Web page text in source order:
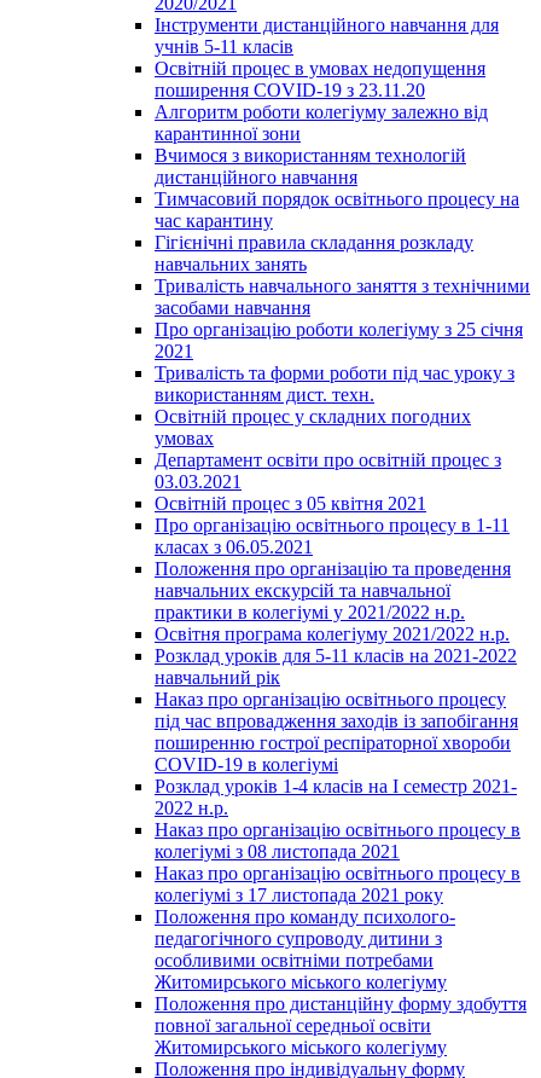
Інструменти дистанційного навчання для
учнів 5-11 класів
Освітній процес в умовах недопущення
поширення COVID-19 з 23.11.20
Алгоритм роботи колегіуму залежно від
карантинної зони
Вчимося з використанням технологій
дистанційного навчання
Тимчасовий порядок освітнього процесу на
час карантину
Гігієнічні правила складання розкладу
навчальних занять
Тривалість навчального заняття з технічними
засобами навчання
Про організацію роботи колегіуму з 25 січня
2021
Тривалість та форми роботи під час уроку з
використанням дист. техн.
Освітній процес у складних погодних
умовах
Департамент освіти про освітній процес з
03.03.2021
Освітній процес з 05 квітня 2021
Про організацію освітнього процесу в 1-11
класах з 06.05.2021
Положення про організацію та проведення
навчальних екскурсій та навчальної
практики в колегіумі у 2021/2022 н.р.
Освітня програма колегіуму 2021/2022 н.р.
Розклад уроків для 5-11 класів на 2021-2022
навчальний рік
Наказ про організацію освітнього процесу
під час впровадження заходів із запобігання
поширенню гострої респіраторної хвороби
COVID-19 в колегіумі
Розклад уроків 1-4 класів на І семестр 2021-
2022 н.р.
Наказ про організацію освітнього процесу в
колегіумі з 08 листопада 2021
Наказ про організацію освітнього процесу в
колегіумі з 17 листопада 2021 року
Положення про команду психолого-
педагогічного супроводу дитини з
особливими освітніми потребами
Житомирського міського колегіуму
Положення про дистанційну форму здобуття
повної загальної середньої освіти
Житомирського міського колегіуму
Положення про індивідуальну форму